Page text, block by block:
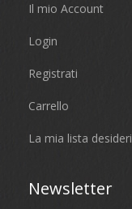
Il mio Account
Login
Registrati
Carrello
La mia lista desideri
Newsletter